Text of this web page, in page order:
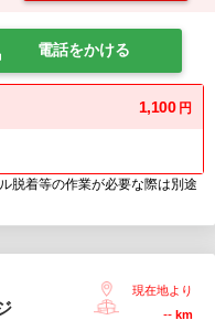
電話をかける
1,100 円
脱着等の作業が必要な際は別途
現在地より
-- km